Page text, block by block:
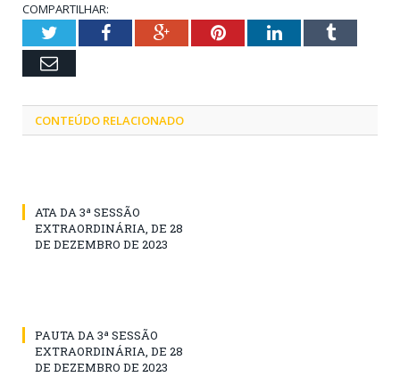
COMPARTILHAR:
TwitterFacebookGoogle+PinterestLinkedInTumblr
Email
CONTEÚDO RELACIONADO
ATA DA 3ª SESSÃO
EXTRAORDINÁRIA, DE 28
DE DEZEMBRO DE 2023
PAUTA DA 3ª SESSÃO
EXTRAORDINÁRIA, DE 28
DE DEZEMBRO DE 2023